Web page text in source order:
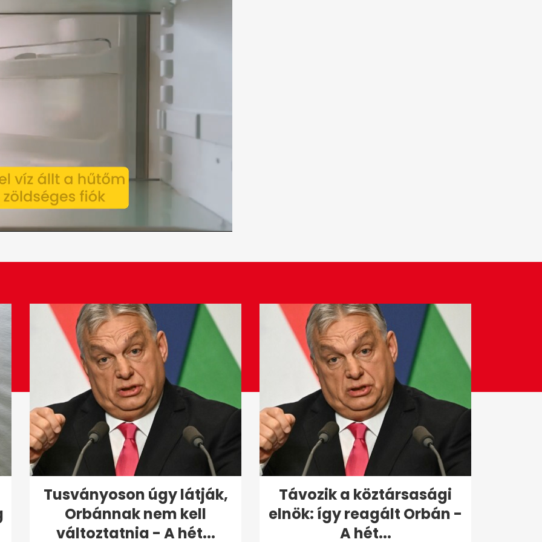
Tusványoson úgy látják,
Orbánnak nem kell
változtatnia - A hét...
Távozik a köztársasági
elnök: így reagált Orbán -
A hét...